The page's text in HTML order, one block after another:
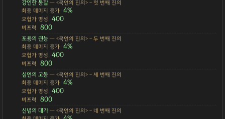
강인한 통찰— <묵언의 진의> - 첫 번째 진의
최종 데미지 증가 4%
모험가 명성 400
버프력 800
포용의 권능— <묵언의 진의> - 두 번째 진의
최종 데미지 증가 4%
모험가 명성 400
버프력 800
심연의 고동— <묵언의 진의> - 세 번째 진의
최종 데미지 증가 4%
모험가 명성 400
버프력 800
신념의 대가— <묵언의 진의> - 네 번째 진의